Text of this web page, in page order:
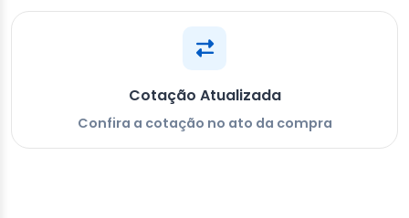
Cotação Atualizada
Confira a cotação no ato da compra